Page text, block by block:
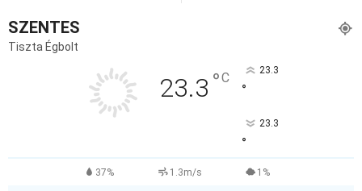
SZENTES
Tiszta Égbolt
23.3 °C 23.3
°
23.3
°
37% 1.3m/s 1%